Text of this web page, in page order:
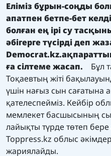
Еліміз бұрын-соңды
апатпен бетпе-бет
болған ең ірі су
әбігерге түсірдідеп
Democrat.kz.
ға сілтеме жасап.
Бұл
Тоқаевтың жіті
үшін нағыз сын сағатына
қателеспейміз. Кейбір
мемлекет басшысының
лайықты түрде төтеп
Toppress.kz облыс
жариялайды.